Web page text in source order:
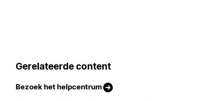
Gerelateerde content
Bezoek het helpcentrum